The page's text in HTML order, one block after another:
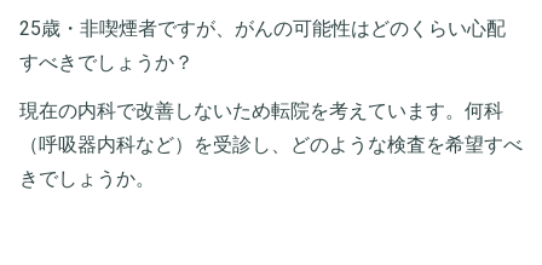
25歳・非喫煙者ですが、がんの可能性はどのくらい心配
すべきでしょうか？
現在の内科で改善しないため転院を考えています。何科
（呼吸器内科など）を受診し、どのような検査を希望すべ
きでしょうか。